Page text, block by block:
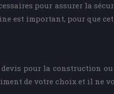
pour assurer la
est important, pour que
pour la construction
de votre choix et il ne